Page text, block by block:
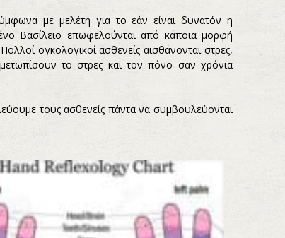
με μελέτη για το εάν είναι δυνατόν η
Βασίλειο επωφελούνται από κάποια μορφή
ογκολογικοί ασθενείς αισθάνονται στρες,
το στρες και τον πόνο σαν χρόνια
τους ασθενείς πάντα να συμβουλεύονται